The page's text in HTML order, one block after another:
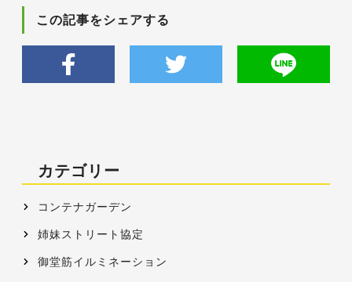
この記事をシェアする
カテゴリー
コンテナガーデン
姉妹ストリート協定
御堂筋イルミネーション